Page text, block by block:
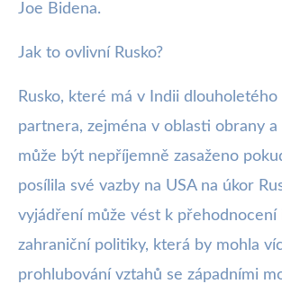
Joe Bidena.
Jak to ovlivní Rusko?
Rusko, které má v Indii
partnera, zejména v oblasti obrany
může být nepříjemně zasaženo
posílila své vazby na USA na úkor
vyjádření může vést k přehodnocení
zahraniční politiky, která by mohla
prohlubování vztahů se západními